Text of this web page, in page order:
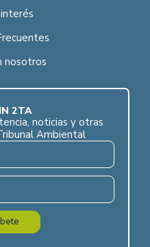
nosotros
2TA
noticias y otras
Ambiental